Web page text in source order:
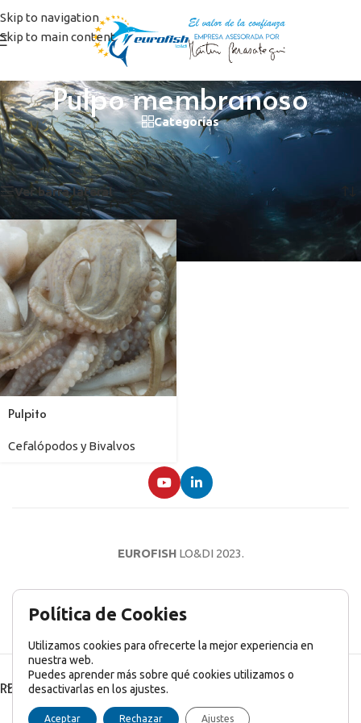
Skip to navigation
Skip to main content
Pulpo membranoso
Categorías
Inicio/Productos etiquetados “Pulpo membranoso”
Mostrando el único resultado
Ver barra lateral
Pulpito
Cefalópodos y Bivalvos
EUROFISHLO&DI 2023.
AVISO LEGAL POLÍTICA DE PRIVACIDAD
RECENT POSTS
Política de Cookies
Utilizamos cookies para ofrecerte la mejor experiencia en
nuestra web.
Puedes aprender más sobre qué cookies utilizamos o
desactivarlas en los ajustes.
Aceptar Rechazar Ajustes
English Inglés) Français(Francés